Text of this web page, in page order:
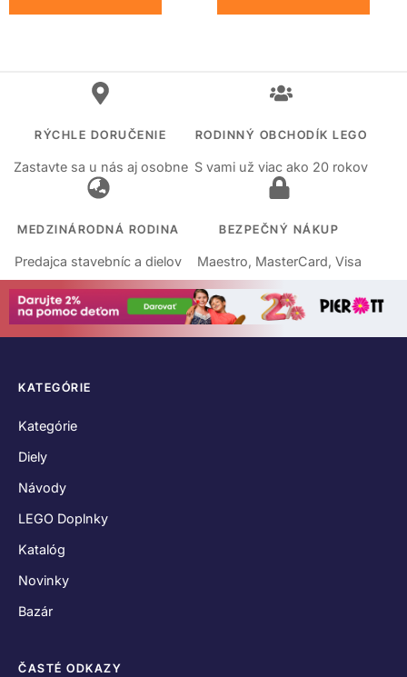
RÝCHLE DORUČENIE
Zastavte sa u nás aj osobne
RODINNÝ OBCHODÍK LEGO
S vami už viac ako 20 rokov
MEDZINÁRODNÁ RODINA
Predajca stavebníc a dielov
BEZPEČNÝ NÁKUP
Maestro, MasterCard, Visa
KATEGÓRIE
Kategórie
Diely
Návody
LEGO Doplnky
Katalóg
Novinky
Bazár
ČASTÉ ODKAZY